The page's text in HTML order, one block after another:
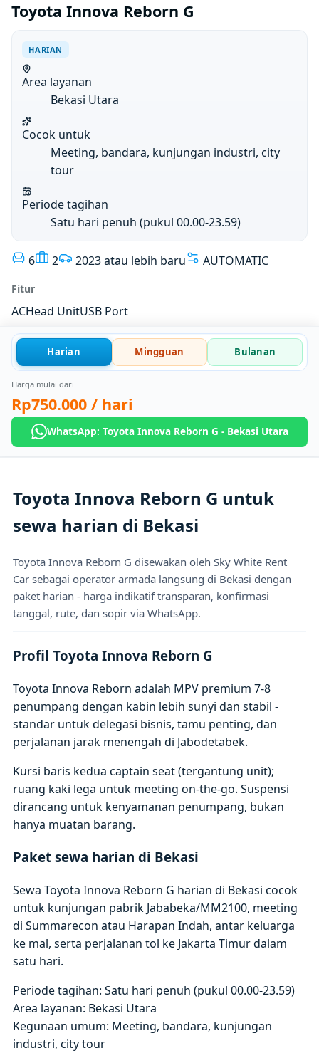
Toyota Innova Reborn G
HARIAN
Area layanan
Bekasi Utara
Cocok untuk
Meeting, bandara, kunjungan industri, city
tour
Periode tagihan
Satu hari penuh (pukul 00.00-23.59)
6 2 2023 atau lebih baru AUTOMATIC
Fitur
ACHead UnitUSB Port
Harian Mingguan Bulanan
Harga mulai dari
Rp750.000 / hari
WhatsApp: Toyota Innova Reborn G - Bekasi Utara
Toyota Innova Reborn G untuk
sewa harian di Bekasi
Toyota Innova Reborn G disewakan oleh Sky White Rent
Car sebagai operator armada langsung di Bekasi dengan
paket harian - harga indikatif transparan, konfirmasi
tanggal, rute, dan sopir via WhatsApp.
Profil Toyota Innova Reborn G
Toyota Innova Reborn adalah MPV premium 7-8
penumpang dengan kabin lebih sunyi dan stabil -
standar untuk delegasi bisnis, tamu penting, dan
perjalanan jarak menengah di Jabodetabek.
Kursi baris kedua captain seat (tergantung unit);
ruang kaki lega untuk meeting on-the-go. Suspensi
dirancang untuk kenyamanan penumpang, bukan
hanya muatan barang.
Paket sewa harian di Bekasi
Sewa Toyota Innova Reborn G harian di Bekasi cocok
untuk kunjungan pabrik Jababeka/MM2100, meeting
di Summarecon atau Harapan Indah, antar keluarga
ke mal, serta perjalanan tol ke Jakarta Timur dalam
satu hari.
Periode tagihan: Satu hari penuh (pukul 00.00-23.59)
Area layanan: Bekasi Utara
Kegunaan umum: Meeting, bandara, kunjungan
industri, city tour